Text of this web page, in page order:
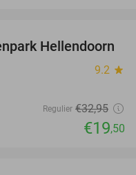
41%
Hellendoorn
9.2 star
Regulier €32,95
€19,50